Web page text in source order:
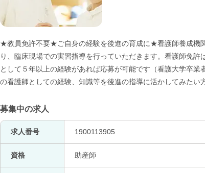
★教員免許不要★ご自身の経験を後進の育成に★看護師養成機
り、臨床現場での実習指導を行っていただきます。看護師免許
として５年以上の経験があれば応募が可能です（看護大学卒
の看護師としての経験、知識等を後進の指導に活かしてみたい
募集中の求人
求人番号 1900113905
資格 助産師